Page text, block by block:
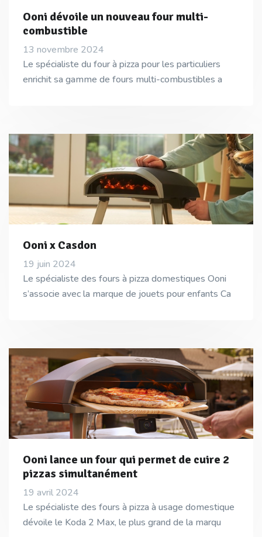
Ooni dévoile un nouveau four multi-
combustible
13 novembre 2024
Le spécialiste du four à pizza pour les particuliers
enrichit sa gamme de fours multi-combustibles a
Ooni x Casdon
19 juin 2024
Le spécialiste des fours à pizza domestiques Ooni
s’associe avec la marque de jouets pour enfants Ca
Ooni lance un four qui permet de cuire 2
pizzas simultanément
19 avril 2024
Le spécialiste des fours à pizza à usage domestique
dévoile le Koda 2 Max, le plus grand de la marqu